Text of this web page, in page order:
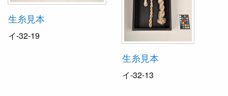
生糸見本
イ-32-19
生糸見本
イ-32-13